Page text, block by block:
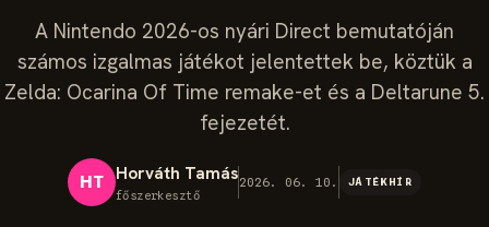
A Nintendo 2026-os nyári Direct bemutatóján
számos izgalmas játékot jelentettek be, köztük a
Zelda: Ocarina Of Time remake-et és a Deltarune 5.
fejezetét.
HT Horváth Tamás
főszerkesztő
2026. 06. 10. JÁTÉKHÍR